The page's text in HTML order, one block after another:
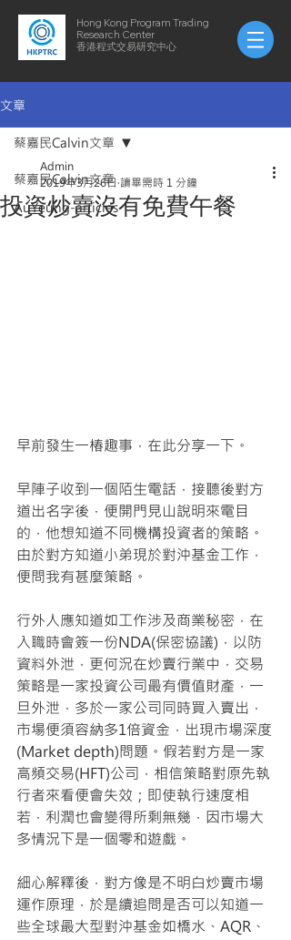
Hong Kong Program Trading
Research Center
​​香港程式交易研究中心
文章
蔡嘉民Calvin文章
AuYeung-articles
蔡嘉民Calvin文章
投資炒賣沒有免費午餐
Admin
2019年3月26日 讀畢需時 1 分鐘
早前發生一椿趣事，在此分享一下。
早陣子收到一個陌生電話，接聽後對方
道出名字後，便開門見山說明來電目
的，他想知道不同機構投資者的策略。
由於對方知道小弟現於對沖基金工作，
便問我有甚麼策略。
行外人應知道如工作涉及商業秘密，在
入職時會簽一份NDA(保密協議)，以防
資料外泄，更何況在炒賣行業中，交易
策略是一家投資公司最有價值財產，一
旦外泄，多於一家公司同時買入賣出，
市場便須容納多1倍資金，出現市場深度
(Market depth)問題。假若對方是一家
高頻交易(HFT)公司，相信策略對原先執
行者來看便會失效；即使執行速度相
若，利潤也會變得所剩無幾，因市場大
多情況下是一個零和遊戲。
細心解釋後，對方像是不明白炒賣市場
運作原理，於是續追問是否可以知道一
些全球最大型對沖基金如橋水、AQR、